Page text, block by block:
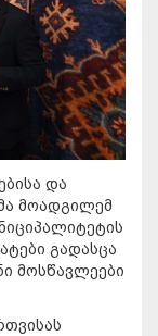
და
მოადგილემ
გადასცა
მოსწავლეები